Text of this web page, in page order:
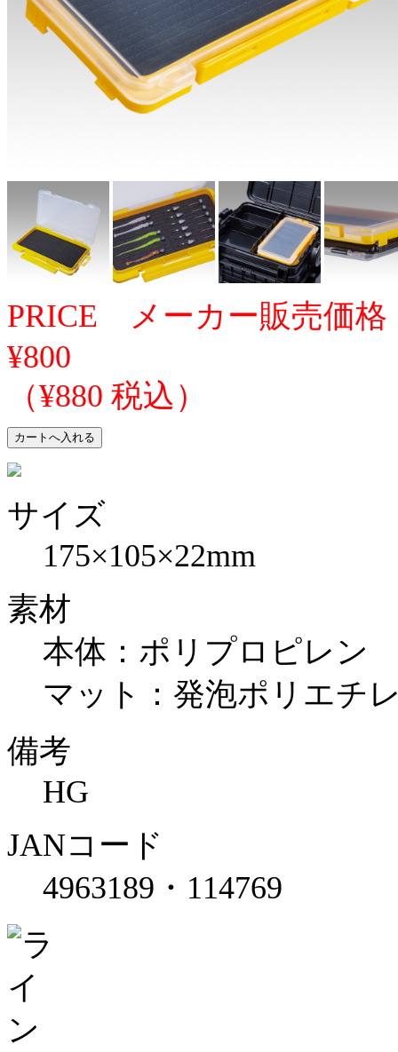
PRICE メーカー販売価格
¥800
（¥880 税込）
サイズ
175×105×22mm
素材
本体：ポリプロピレン
マット：発泡ポリエチ
備考
HG
JANコード
4963189・114769